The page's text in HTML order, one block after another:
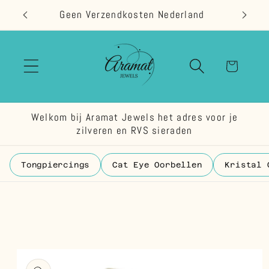
naar de
content
Geen Verzendkosten Nederland
Welkom bij Aramat Jewels het adres voor je
zilveren en RVS sieraden
Tongpiercings Cat Eye Oorbellen Kristal
direct naar